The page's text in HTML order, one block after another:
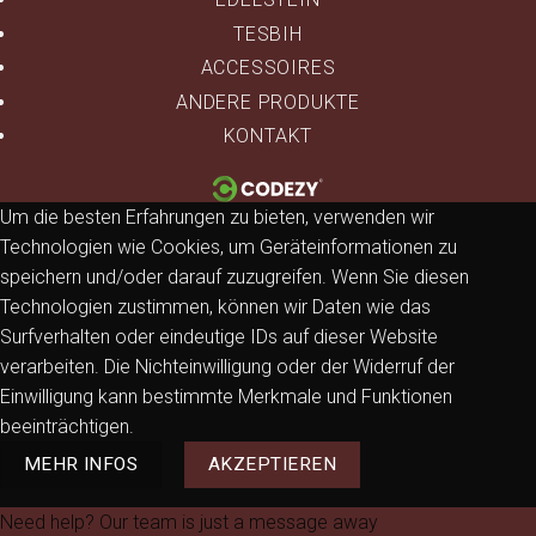
TESBIH
ACCESSOIRES
ANDERE PRODUKTE
KONTAKT
Um die besten Erfahrungen zu bieten, verwenden wir
Technologien wie Cookies, um Geräteinformationen zu
speichern und/oder darauf zuzugreifen. Wenn Sie diesen
Technologien zustimmen, können wir Daten wie das
Surfverhalten oder eindeutige IDs auf dieser Website
verarbeiten. Die Nichteinwilligung oder der Widerruf der
Einwilligung kann bestimmte Merkmale und Funktionen
beeinträchtigen.
MEHR INFOS AKZEPTIEREN
Need help? Our team is just a message away